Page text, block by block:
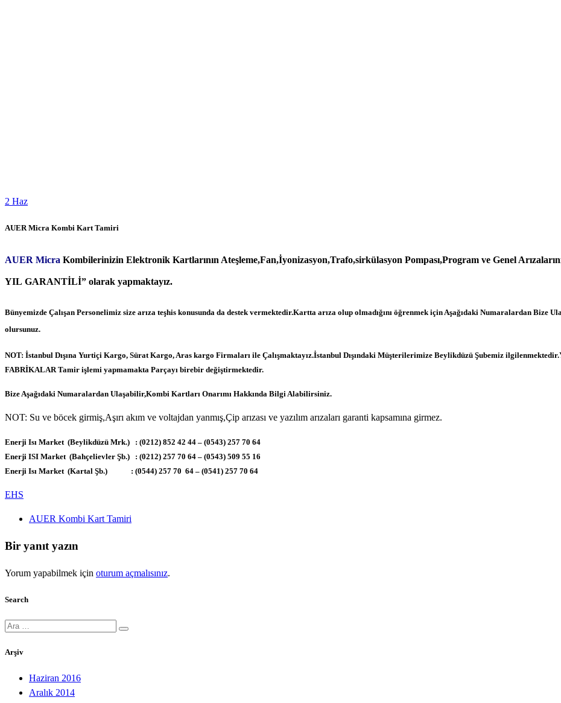
2 Haz
AUER Micra Kombi Kart Tamiri
AUER Micra Kombilerinizin Elektronik Kartlarının Ateşleme,Fan,İyonizasyon,Trafo,sirkülasyon Pompası,Program ve Genel
YIL GARANTİLİ” olarak yapmaktayız.
Bünyemizde Çalışan Personelimiz size arıza teşhis konusunda da destek vermektedir.Kartta arıza olup olmadığını öğrenmek için Aşağıdaki Numaralardan Bize
olursunuz.
NOT: İstanbul Dışına Yurtiçi Kargo, Sürat Kargo, Aras kargo Firmaları ile Çalışmaktayız.İstanbul Dışındaki Müşterilerimize Beylikdüzü Şubemiz
FABRİKALAR Tamir işlemi yapmamakta Parçayı birebir değiştirmektedir.
Bize Aşağıdaki Numaralardan Ulaşabilir,Kombi Kartları Onarımı Hakkında Bilgi Alabilirsiniz.
NOT: Su ve böcek girmiş,Aşırı akım ve voltajdan yanmış,Çip arızası ve yazılım arızaları garanti kapsamına girmez.
Enerji Isı Market (Beylikdüzü Mrk.) : (0212) 852 42 44 – (0543) 257 70 64
Enerji ISI Market (Bahçelievler Şb.) : (0212) 257 70 64 – (0543) 509 55 16
Enerji Isı Market (Kartal Şb.) : (0544) 257 70 64 – (0541) 257 70 64
EHS
AUER Kombi Kart Tamiri
Bir yanıt yazın
Yorum yapabilmek için oturum açmalısınız.
Search
Ara:
Arşiv
Haziran 2016
Aralık 2014